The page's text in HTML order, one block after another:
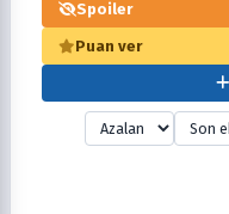
Spoiler
Puan ver